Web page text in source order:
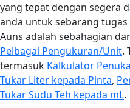
yang tepat dengan segera
anda untuk sebarang
Auns adalah sebahagian
Pelbagai Pengukuran/Unit.
termasuk Kalkulator
Tukar Liter kepada Pinta,
Tukar Sudu Teh kepada mL.